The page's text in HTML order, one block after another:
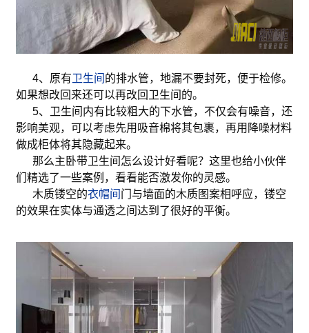
4、原有卫生间 的排水管，地漏不要封死，便于检修。
如果想改回来还可以再改回卫生间的。
5、卫生间内有比较粗大的下水管，不仅会有噪音，还
影响美观，可以考虑先用吸音棉将其包裹，再用降噪材料
做成柜体将其隐藏起来。
那么主卧带卫生间怎么设计好看呢？这里也给小伙伴
们精选了一些案例，看看能否激发你的灵感。
木质镂空的衣帽间 门与墙面的木质图案相呼应，镂空
的效果在实体与通透之间达到了很好的平衡。